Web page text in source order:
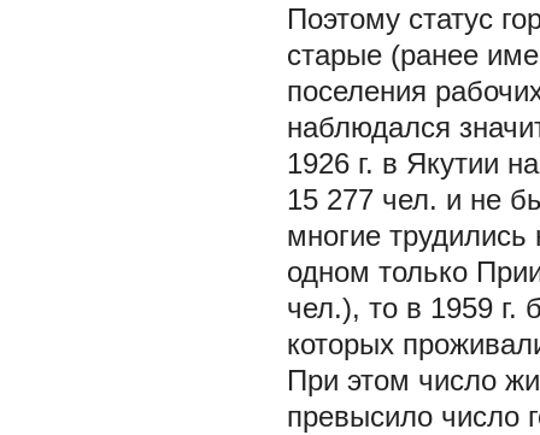
Поэтому статус
старые (ранее
поселения
наблюдался
1926 г. в Якутии
15 277 чел. и не
многие трудились
одном только
чел.), то в 1959 г.
которых
При этом число
превысило число